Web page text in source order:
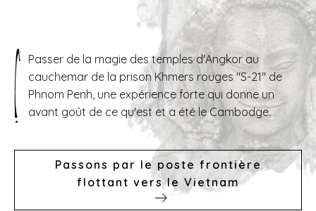
Passer de la magie des temples d'Angkor au
cauchemar de la prison Khmers rouges "S-21" de
Phnom Penh, une expérience forte qui donne un
avant goût de ce qu'est et a été le Cambodge.
Passons par le poste frontière
flottant vers le Vietnam